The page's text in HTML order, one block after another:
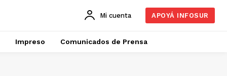
Mi cuenta APOYÁ INFOSUR
Impreso Comunicados de Prensa